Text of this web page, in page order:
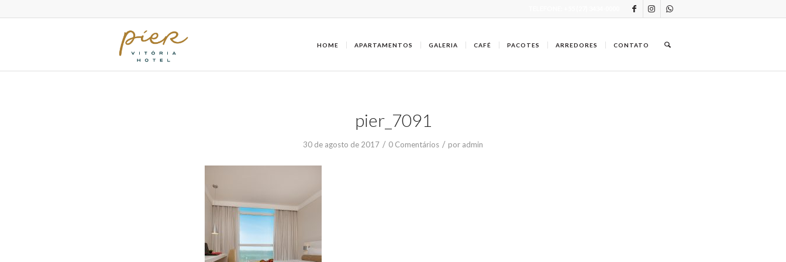
HOME APARTAMENTOS GALERIA CAFÉ PACOTES ARREDORES CONTATO
pier_7091
30 de agosto de 2017 / 0 Comentários / por admin